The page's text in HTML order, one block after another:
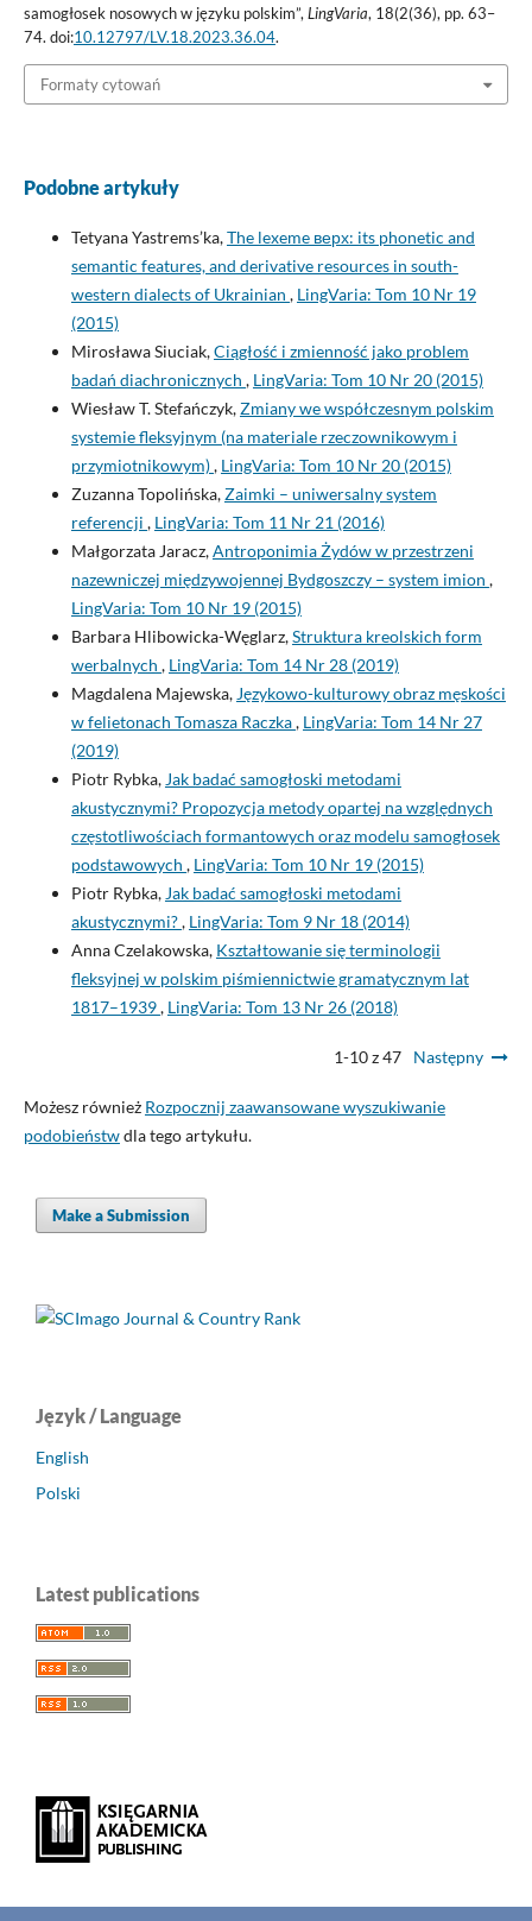
samogłosek nosowych w języku polskim”, LingVaria, 18(2(36), pp. 63–
74. doi:10.12797/LV.18.2023.36.04.
Formaty cytowań
Podobne artykuły
Tetyana Yastrems’ka,The lexeme верх: its phonetic and
semantic features, and derivative resources in south-
western dialects of Ukrainian , LingVaria: Tom 10 Nr 19
(2015)
Mirosława Siuciak,Ciągłość i zmienność jako problem
badań diachronicznych , LingVaria: Tom 10 Nr 20 (2015)
Wiesław T. Stefańczyk,Zmiany we współczesnym polskim
systemie fleksyjnym (na materiale rzeczownikowym i
przymiotnikowym), LingVaria: Tom 10 Nr 20 (2015)
Zuzanna Topolińska,Zaimki – uniwersalny system
referencji , LingVaria: Tom 11 Nr 21 (2016)
Małgorzata Jaracz,Antroponimia Żydów w przestrzeni
nazewniczej międzywojennej Bydgoszczy – system imion ,
LingVaria: Tom 10 Nr 19 (2015)
Barbara Hlibowicka-Węglarz,Struktura kreolskich form
werbalnych , LingVaria: Tom 14 Nr 28 (2019)
Magdalena Majewska, Językowo-kulturowy obraz męskości
w felietonach Tomasza Raczka, LingVaria: Tom 14 Nr 27
(2019)
Piotr Rybka, Jak badać samogłoski metodami
akustycznymi? Propozycja metody opartej na względnych
częstotliwościach formantowych oraz modelu samogłosek
podstawowych , LingVaria: Tom 10 Nr 19 (2015)
Piotr Rybka, Jak badać samogłoski metodami
akustycznymi?, LingVaria: Tom 9 Nr 18 (2014)
Anna Czelakowska, Kształtowanie się terminologii
fleksyjnej w polskim piśmiennictwie gramatycznym lat
1817–1939, LingVaria: Tom 13 Nr 26 (2018)
1-10 z 47 Następny
Możesz również Rozpocznij zaawansowane wyszukiwanie
podobieństwdla tego artykułu.
Make a Submission
Język / Language
English
Polski
Latest publications